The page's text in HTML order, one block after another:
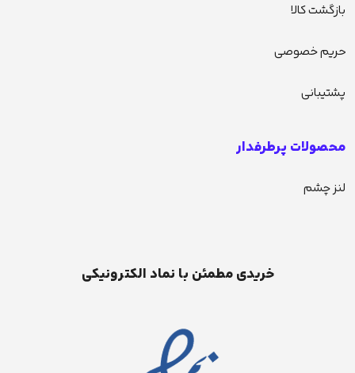
بازگشت کالا
حریم خصوصی
پشتیبانی
محصولات پرطرفدار
لنز چشم
خریدی مطمئن با نماد الکترونیکی